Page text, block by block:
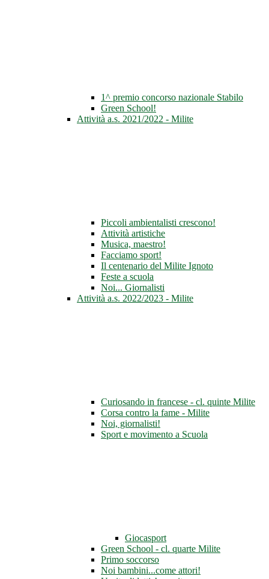
1^ premio concorso nazionale Stabilo
Green School!
Attività a.s. 2021/2022 - Milite
Piccoli ambientalisti crescono!
Attività artistiche
Musica, maestro!
Facciamo sport!
Il centenario del Milite Ignoto
Feste a scuola
Noi... Giornalisti
Attività a.s. 2022/2023 - Milite
Curiosando in francese - cl. quinte Milite
Corsa contro la fame - Milite
Noi, giornalisti!
Sport e movimento a Scuola
Giocasport
Green School - cl. quarte Milite
Primo soccorso
Noi bambini...come attori!